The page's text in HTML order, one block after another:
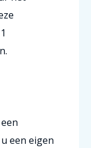
een eigen